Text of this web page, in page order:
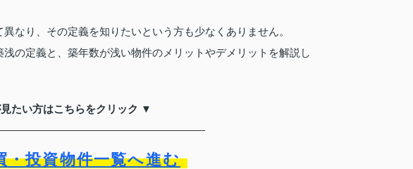
なり、その定義を知りたいという方も少なくありません。
の定義と、築年数が浅い物件のメリットやデメリットを解説し
たい方はこちらをクリック ▼
・投資物件一覧へ進む